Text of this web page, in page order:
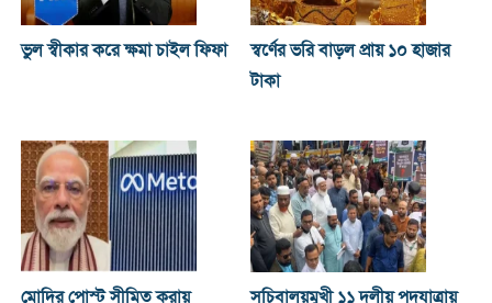
ভুল স্বীকার করে ক্ষমা চাইল ফিফা
স্বর্ণের ভরি বাড়ল প্রায় ১০ হাজার
টাকা
মোদির পোস্ট সীমিত করায়
সচিবালয়মুখী ১১ দলীয় পদযাত্রায়